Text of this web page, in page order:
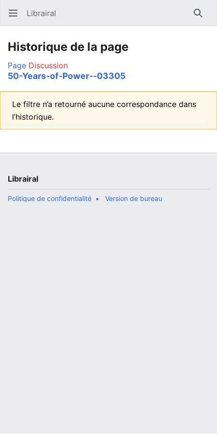
Ouvrir le menu principal Librairal
Historique de la page
Page Discussion
50-Years-of-Power--03305
Le filtre n’a retourné aucune correspondance dans
l’historique.
Librairal
Politique de confidentialité Version de bureau